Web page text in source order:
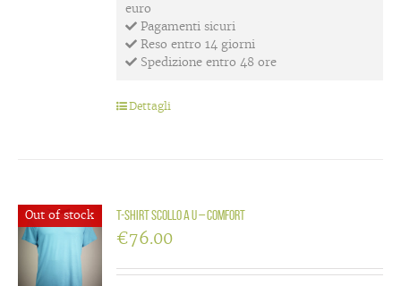
euro
Pagamenti sicuri
Reso entro 14 giorni
Spedizione entro 48 ore
Dettagli
Out of stock T-shirt scollo a U – Comfort
€76.00